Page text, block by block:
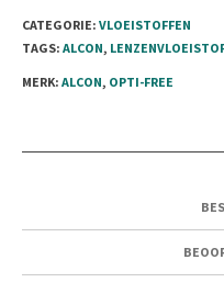
CATEGORIE: VLOEISTOFFEN
TAGS: ALCON, LENZENVLOEISTOF
MERK: ALCON, OPTI-FREE